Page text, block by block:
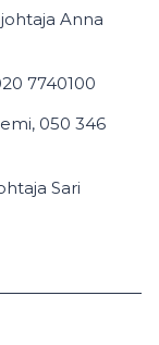
Anna
7740100
050 346
Sari